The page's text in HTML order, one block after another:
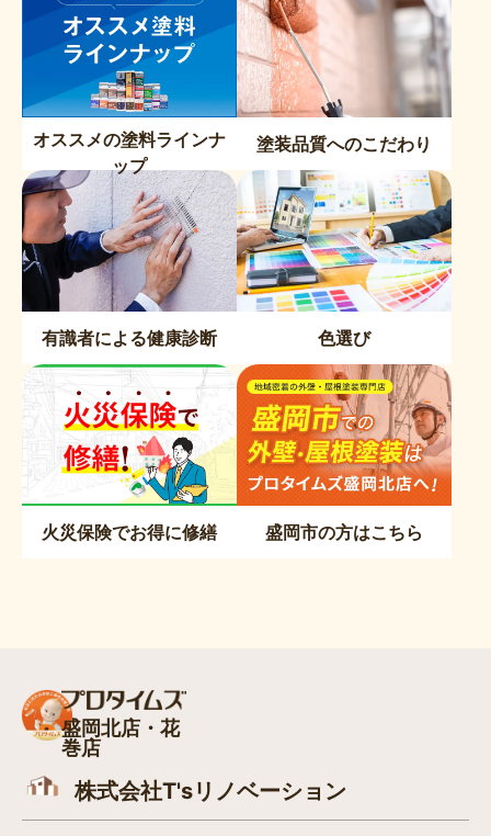
オススメの塗料ラインナ
ップ
塗装品質へのこだわり
有識者による健康診断 色選び
火災保険でお得に修繕 盛岡市の方はこちら
盛岡北店・花
巻店
株式会社T'sリノベーション